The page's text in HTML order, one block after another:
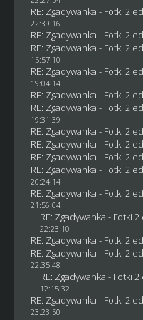
RE: Zgadywanka - Fotki 2
22:39:16
RE: Zgadywanka - Fotki 2
RE: Zgadywanka - Fotki 2
15:57:10
RE: Zgadywanka - Fotki 2
19:04:14
RE: Zgadywanka - Fotki 2
RE: Zgadywanka - Fotki 2
19:31:39
RE: Zgadywanka - Fotki 2
RE: Zgadywanka - Fotki 2
RE: Zgadywanka - Fotki 2
RE: Zgadywanka - Fotki 2
20:24:14
RE: Zgadywanka - Fotki 2
21:56:04
RE: Zgadywanka - Fotki
22:23:10
RE: Zgadywanka - Fotki 2
RE: Zgadywanka - Fotki 2
22:35:48
RE: Zgadywanka - Fotki
12:15:32
RE: Zgadywanka - Fotki 2
23:23:50